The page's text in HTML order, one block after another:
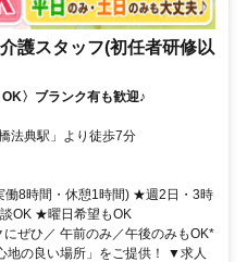
護スタッフ(初任者研修以
〉ブランク有も歓迎♪
法典駅」より徒歩7分
8時間・休憩1時間) ★週2日・3時
OK ★曜日希望もOK
ぜひ／ 午前のみ／午後のみもOK*
地の良い場所」をご提供！ ▼求人